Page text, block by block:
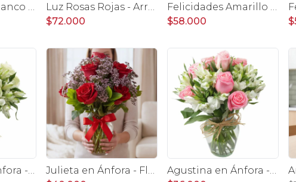
Ágata Rojo y Blanco en florero - rosas y astromelias
Luz Rosas Rojas - Arreglo floral en canasto circular con gerberas blancas, rosas rojas y astromelias blancas
$72.000
Felicidades Amarillo - Arreglo floral con globo, gerberas y astromelias amarillas e hypericum
$58.000
Agustina en Ánfora - Florero con 9 rosas blanco y astromelia
Julieta en Ánfora - Florero con 10 rosas rojo y limonium
Agustina en Ánfora - Florero con 9 rosas rosado y astromelia